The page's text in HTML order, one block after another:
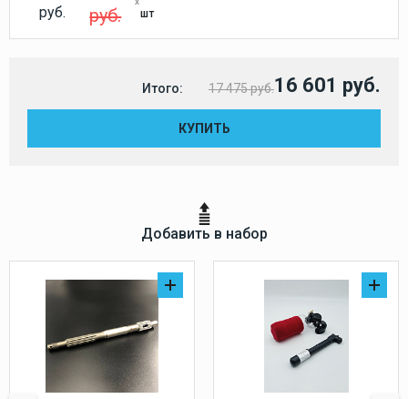
руб.
руб.
шт
Итого: 17 475 руб.16 601 руб.
КУПИТЬ
Добавить в набор